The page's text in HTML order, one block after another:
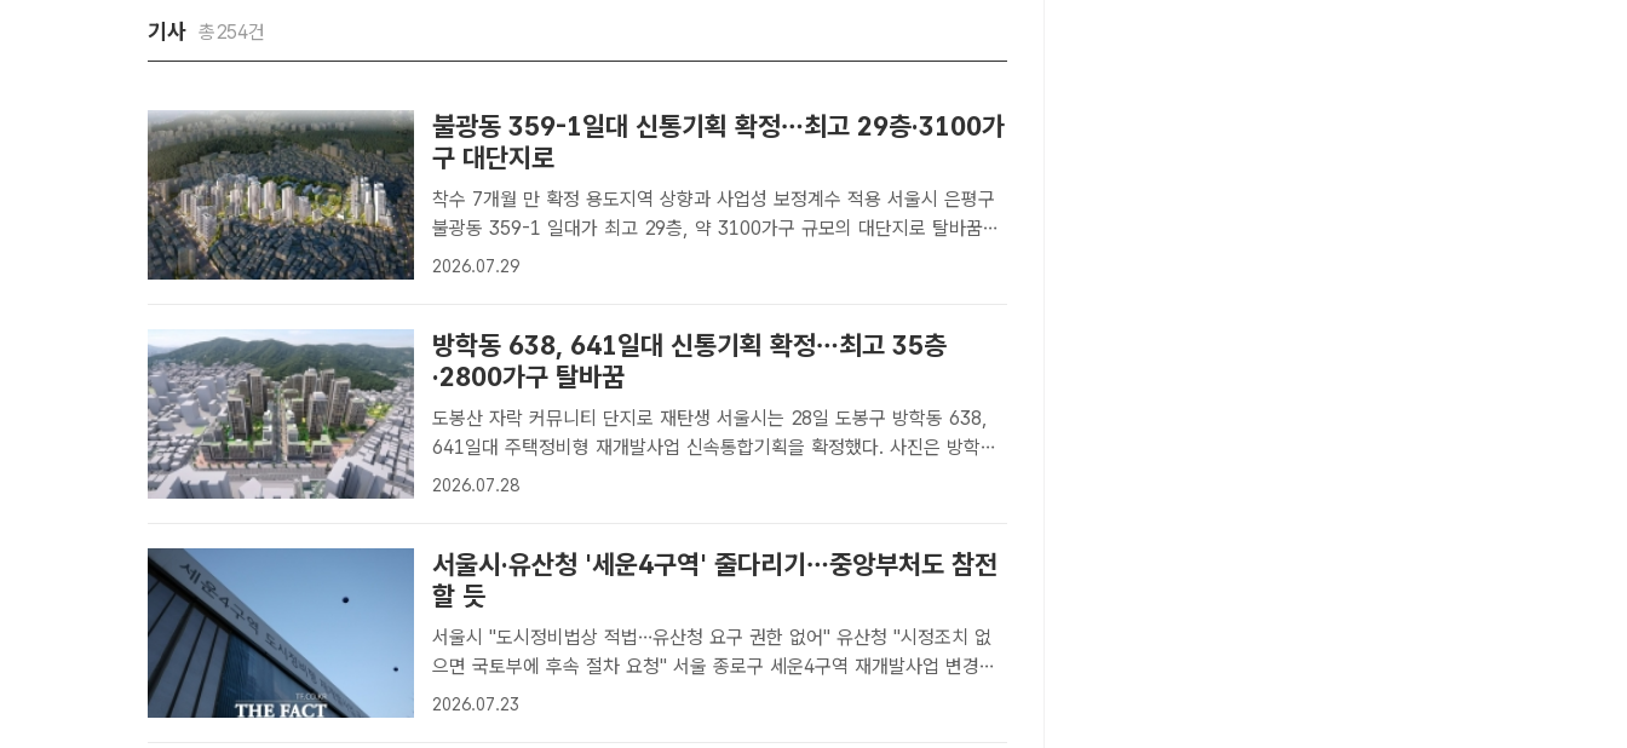
기사 총254건
불광동 359-1일대 신통기획 확정…최고 29층·3100가
구 대단지로
착수 7개월 만 확정 용도지역 상향과 사업성 보정계수 적용 서울시 은평구
불광동 359-1 일대가 최고 29층, 약 3100가구 규모의 대단지로 탈바꿈한
다. 사진은 불광동 359-1 일대 주택정비형 재개발사업 조감도. /서울시[더
2026.07.29
방학동 638, 641일대 신통기획 확정…최고 35층
·2800가구 탈바꿈
도봉산 자락 커뮤니티 단지로 재탄생 서울시는 28일 도봉구 방학동 638,
641일대 주택정비형 재개발사업 신속통합기획을 확정했다. 사진은 방학동
638, 641일대 재개발 조감도. /서울시[더팩트｜황준익 기자] 서울시는 28
2026.07.28
서울시·유산청 '세운4구역' 줄다리기…중앙부처도 참전
할 듯
서울시 "도시정비법상 적법…유산청 요구 권한 없어" 유산청 "시정조치 없
으면 국토부에 후속 절차 요청" 서울 종로구 세운4구역 재개발사업 변경인
가 취소를 둘러싼 서울시와 국가유산청의 갈등이 중앙부처 차원의 시정명령
2026.07.23